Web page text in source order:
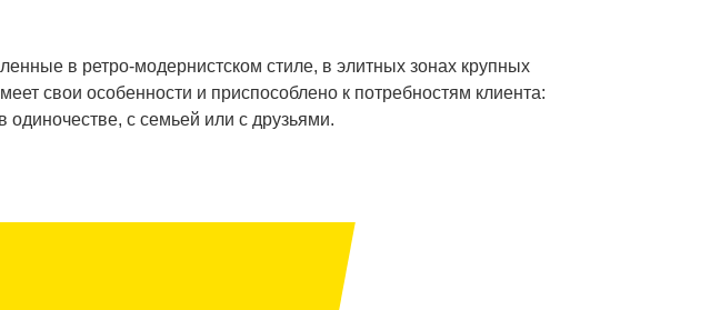
в ретро-модернистском стиле, в элитных зонах крупных
свои особенности и приспособлено к потребностям клиента:
одиночестве, с семьей или с друзьями.